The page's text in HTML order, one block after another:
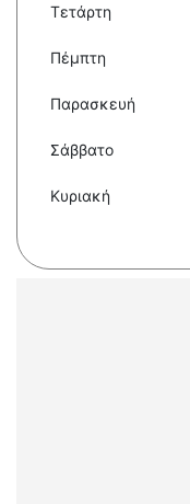
Τετάρτη
Πέμπτη
Παρασκευή
Σάββατο
Κυριακή